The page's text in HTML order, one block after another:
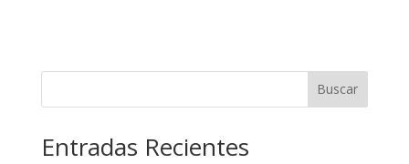
Buscar
Entradas Recientes